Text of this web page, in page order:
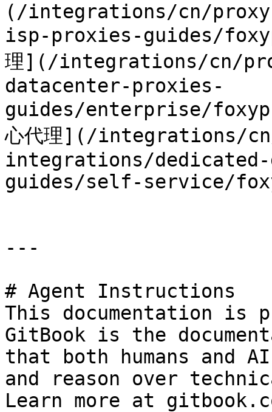
(/integrations/cn/
isp-proxies-guides/
理](/integrations/cn/
datacenter-proxies-
guides/enterprise/
心代理](/integrations/
integrations/
guides/self-service/
---
# Agent Instructions
This documentation is
GitBook is the
that both humans and
and reason over
Learn more at